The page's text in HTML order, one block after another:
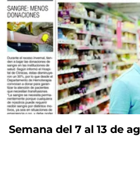
Semana del 7 al 13 de